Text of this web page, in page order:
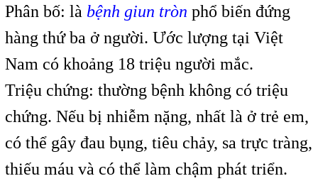
Phân bố: là bệnh giun tròn phổ biến đứng
hàng thứ ba ở người. Ước lượng tại Việt
Nam có khoảng 18 triệu người mắc.
Triệu chứng: thường bệnh không có triệu
chứng. Nếu bị nhiễm nặng, nhất là ở trẻ em,
có thể gây đau bụng, tiêu chảy, sa trực tràng,
thiếu máu và có thể làm chậm phát triển.